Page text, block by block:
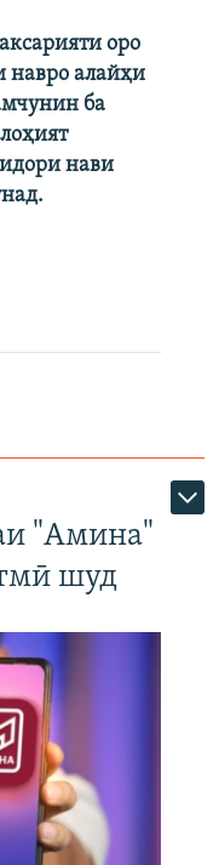
оро
навро алайҳи
ба
нави
"Амина"
шуд